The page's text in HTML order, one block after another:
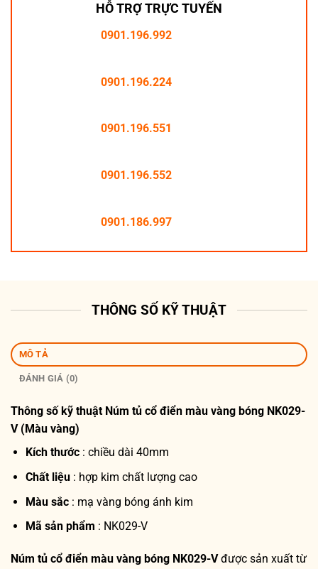
HỖ TRỢ TRỰC TUYẾN
0901.196.992
0901.196.224
0901.196.551
0901.196.552
0901.186.997
THÔNG SỐ KỸ THUẬT
MÔ TẢ
ĐÁNH GIÁ (0)
Thông số kỹ thuật Núm tủ cổ điển màu vàng bóng NK029-
V (Màu vàng)
Kích thước: chiều dài 40mm
Chất liệu: hợp kim chất lượng cao
Màu sắc: mạ vàng bóng ánh kim
Mã sản phẩm : NK029-V
Núm tủ cổ điển màu vàng bóng NK029-Vđược sản xuất từ